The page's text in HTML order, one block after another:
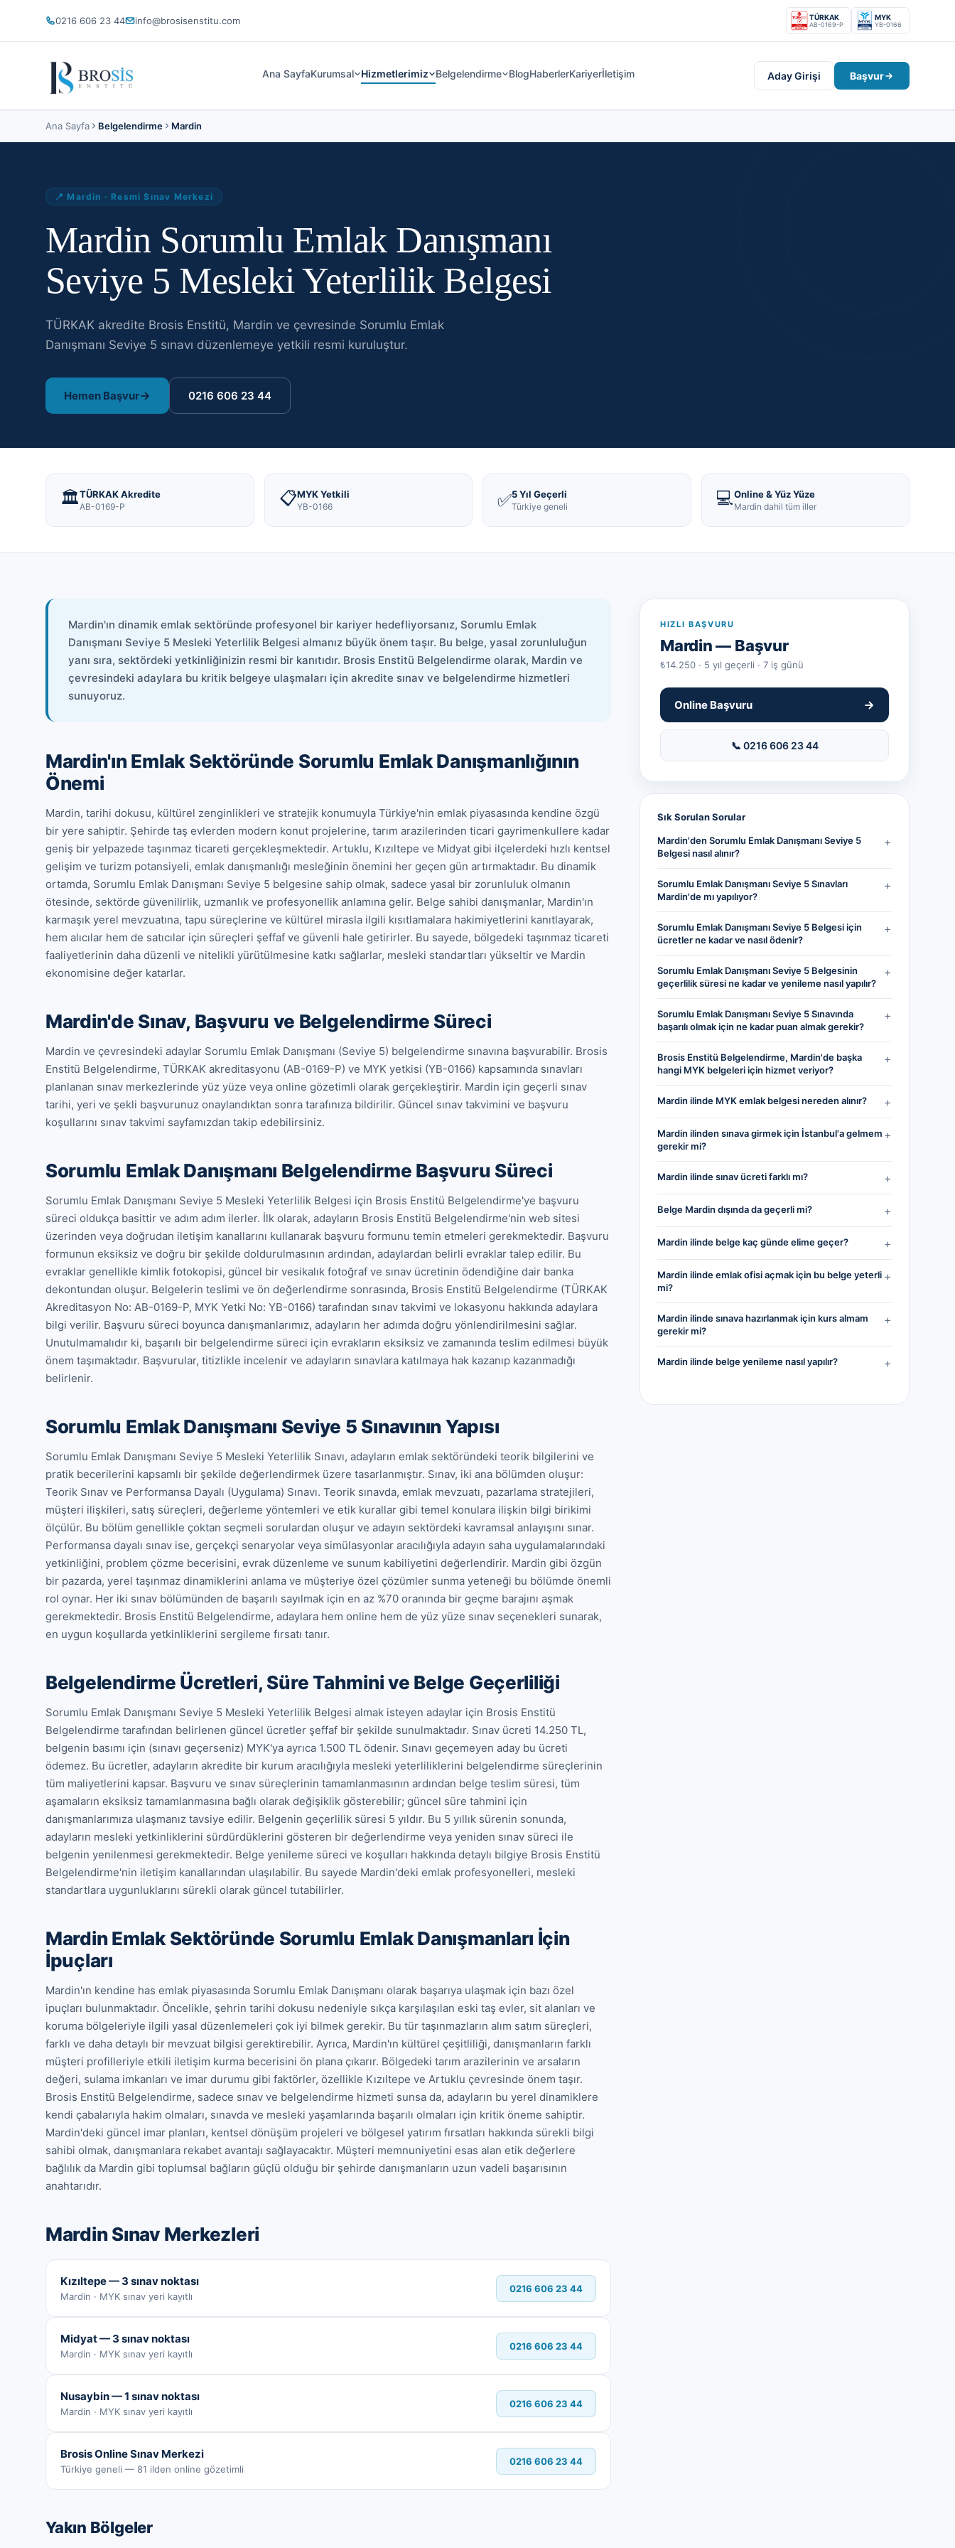
0216 606 23 44 info@brosisenstitu.com TÜRKAK
AB-0169-P
MYK
YB-0166
Ana SayfaKurumsal Hizmetlerimiz Belgelendirme BlogHaberlerKariyerİletişim Aday Girişi Başvur
Ana Sayfa Belgelendirme Mardin
📍 Mardin · Resmi Sınav Merkezi
Mardin Sorumlu Emlak Danışmanı
Seviye 5 Mesleki Yeterlilik Belgesi
TÜRKAK akredite Brosis Enstitü, Mardin ve çevresinde Sorumlu Emlak
Danışmanı Seviye 5 sınavı düzenlemeye yetkili resmi kuruluştur.
Hemen Başvur 0216 606 23 44
🏛️TÜRKAK Akredite
AB-0169-P 📋MYK Yetkili
YB-0166 ✅5 Yıl Geçerli
Türkiye geneli 💻Online & Yüz Yüze
Mardin dahil tüm iller
Mardin'ın dinamik emlak sektöründe profesyonel bir kariyer hedefliyorsanız, Sorumlu Emlak
Danışmanı Seviye 5 Mesleki Yeterlilik Belgesi almanız büyük önem taşır. Bu belge, yasal zorunluluğun
yanı sıra, sektördeki yetkinliğinizin resmi bir kanıtıdır. Brosis Enstitü Belgelendirme olarak, Mardin ve
çevresindeki adaylara bu kritik belgeye ulaşmaları için akredite sınav ve belgelendirme hizmetleri
sunuyoruz.
Mardin'ın Emlak Sektöründe Sorumlu Emlak Danışmanlığının
Önemi
Mardin, tarihi dokusu, kültürel zenginlikleri ve stratejik konumuyla Türkiye'nin emlak piyasasında kendine özgü
bir yere sahiptir. Şehirde taş evlerden modern konut projelerine, tarım arazilerinden ticari gayrimenkullere kadar
geniş bir yelpazede taşınmaz ticareti gerçekleşmektedir. Artuklu, Kızıltepe ve Midyat gibi ilçelerdeki hızlı kentsel
gelişim ve turizm potansiyeli, emlak danışmanlığı mesleğinin önemini her geçen gün artırmaktadır. Bu dinamik
ortamda, Sorumlu Emlak Danışmanı Seviye 5 belgesine sahip olmak, sadece yasal bir zorunluluk olmanın
ötesinde, sektörde güvenilirlik, uzmanlık ve profesyonellik anlamına gelir. Belge sahibi danışmanlar, Mardin'ın
karmaşık yerel mevzuatına, tapu süreçlerine ve kültürel mirasla ilgili kısıtlamalara hakimiyetlerini kanıtlayarak,
hem alıcılar hem de satıcılar için süreçleri şeffaf ve güvenli hale getirirler. Bu sayede, bölgedeki taşınmaz ticareti
faaliyetlerinin daha düzenli ve nitelikli yürütülmesine katkı sağlarlar, mesleki standartları yükseltir ve Mardin
ekonomisine değer katarlar.
Mardin'de Sınav, Başvuru ve Belgelendirme Süreci
Mardin ve çevresindeki adaylar Sorumlu Emlak Danışmanı (Seviye 5) belgelendirme sınavına başvurabilir. Brosis
Enstitü Belgelendirme, TÜRKAK akreditasyonu (AB-0169-P) ve MYK yetkisi (YB-0166) kapsamında sınavları
planlanan sınav merkezlerinde yüz yüze veya online gözetimli olarak gerçekleştirir. Mardin için geçerli sınav
tarihi, yeri ve şekli başvurunuz onaylandıktan sonra tarafınıza bildirilir. Güncel sınav takvimini ve başvuru
koşullarını sınav takvimi sayfamızdan takip edebilirsiniz.
Sorumlu Emlak Danışmanı Belgelendirme Başvuru Süreci
Sorumlu Emlak Danışmanı Seviye 5 Mesleki Yeterlilik Belgesi için Brosis Enstitü Belgelendirme'ye başvuru
süreci oldukça basittir ve adım adım ilerler. İlk olarak, adayların Brosis Enstitü Belgelendirme'nin web sitesi
üzerinden veya doğrudan iletişim kanallarını kullanarak başvuru formunu temin etmeleri gerekmektedir. Başvuru
formunun eksiksiz ve doğru bir şekilde doldurulmasının ardından, adaylardan belirli evraklar talep edilir. Bu
evraklar genellikle kimlik fotokopisi, güncel bir vesikalık fotoğraf ve sınav ücretinin ödendiğine dair banka
dekontundan oluşur. Belgelerin teslimi ve ön değerlendirme sonrasında, Brosis Enstitü Belgelendirme (TÜRKAK
Akreditasyon No: AB-0169-P, MYK Yetki No: YB-0166) tarafından sınav takvimi ve lokasyonu hakkında adaylara
bilgi verilir. Başvuru süreci boyunca danışmanlarımız, adayların her adımda doğru yönlendirilmesini sağlar.
Unutulmamalıdır ki, başarılı bir belgelendirme süreci için evrakların eksiksiz ve zamanında teslim edilmesi büyük
önem taşımaktadır. Başvurular, titizlikle incelenir ve adayların sınavlara katılmaya hak kazanıp kazanmadığı
belirlenir.
Sorumlu Emlak Danışmanı Seviye 5 Sınavının Yapısı
Sorumlu Emlak Danışmanı Seviye 5 Mesleki Yeterlilik Sınavı, adayların emlak sektöründeki teorik bilgilerini ve
pratik becerilerini kapsamlı bir şekilde değerlendirmek üzere tasarlanmıştır. Sınav, iki ana bölümden oluşur:
Teorik Sınav ve Performansa Dayalı (Uygulama) Sınavı. Teorik sınavda, emlak mevzuatı, pazarlama stratejileri,
müşteri ilişkileri, satış süreçleri, değerleme yöntemleri ve etik kurallar gibi temel konulara ilişkin bilgi birikimi
ölçülür. Bu bölüm genellikle çoktan seçmeli sorulardan oluşur ve adayın sektördeki kavramsal anlayışını sınar.
Performansa dayalı sınav ise, gerçekçi senaryolar veya simülasyonlar aracılığıyla adayın saha uygulamalarındaki
yetkinliğini, problem çözme becerisini, evrak düzenleme ve sunum kabiliyetini değerlendirir. Mardin gibi özgün
bir pazarda, yerel taşınmaz dinamiklerini anlama ve müşteriye özel çözümler sunma yeteneği bu bölümde önemli
rol oynar. Her iki sınav bölümünden de başarılı sayılmak için en az %70 oranında bir geçme barajını aşmak
gerekmektedir. Brosis Enstitü Belgelendirme, adaylara hem online hem de yüz yüze sınav seçenekleri sunarak,
en uygun koşullarda yetkinliklerini sergileme fırsatı tanır.
Belgelendirme Ücretleri, Süre Tahmini ve Belge Geçerliliği
Sorumlu Emlak Danışmanı Seviye 5 Mesleki Yeterlilik Belgesi almak isteyen adaylar için Brosis Enstitü
Belgelendirme tarafından belirlenen güncel ücretler şeffaf bir şekilde sunulmaktadır. Sınav ücreti 14.250 TL,
belgenin basımı için (sınavı geçerseniz) MYK'ya ayrıca 1.500 TL ödenir. Sınavı geçemeyen aday bu ücreti
ödemez. Bu ücretler, adayların akredite bir kurum aracılığıyla mesleki yeterliliklerini belgelendirme süreçlerinin
tüm maliyetlerini kapsar. Başvuru ve sınav süreçlerinin tamamlanmasının ardından belge teslim süresi, tüm
aşamaların eksiksiz tamamlanmasına bağlı olarak değişiklik gösterebilir; güncel süre tahmini için
danışmanlarımıza ulaşmanız tavsiye edilir. Belgenin geçerlilik süresi 5 yıldır. Bu 5 yıllık sürenin sonunda,
adayların mesleki yetkinliklerini sürdürdüklerini gösteren bir değerlendirme veya yeniden sınav süreci ile
belgenin yenilenmesi gerekmektedir. Belge yenileme süreci ve koşulları hakkında detaylı bilgiye Brosis Enstitü
Belgelendirme'nin iletişim kanallarından ulaşılabilir. Bu sayede Mardin'deki emlak profesyonelleri, mesleki
standartlara uygunluklarını sürekli olarak güncel tutabilirler.
Mardin Emlak Sektöründe Sorumlu Emlak Danışmanları İçin
İpuçları
Mardin'ın kendine has emlak piyasasında Sorumlu Emlak Danışmanı olarak başarıya ulaşmak için bazı özel
ipuçları bulunmaktadır. Öncelikle, şehrin tarihi dokusu nedeniyle sıkça karşılaşılan eski taş evler, sit alanları ve
koruma bölgeleriyle ilgili yasal düzenlemeleri çok iyi bilmek gerekir. Bu tür taşınmazların alım satım süreçleri,
farklı ve daha detaylı bir mevzuat bilgisi gerektirebilir. Ayrıca, Mardin'ın kültürel çeşitliliği, danışmanların farklı
müşteri profilleriyle etkili iletişim kurma becerisini ön plana çıkarır. Bölgedeki tarım arazilerinin ve arsaların
değeri, sulama imkanları ve imar durumu gibi faktörler, özellikle Kızıltepe ve Artuklu çevresinde önem taşır.
Brosis Enstitü Belgelendirme, sadece sınav ve belgelendirme hizmeti sunsa da, adayların bu yerel dinamiklere
kendi çabalarıyla hakim olmaları, sınavda ve mesleki yaşamlarında başarılı olmaları için kritik öneme sahiptir.
Mardin'deki güncel imar planları, kentsel dönüşüm projeleri ve bölgesel yatırım fırsatları hakkında sürekli bilgi
sahibi olmak, danışmanlara rekabet avantajı sağlayacaktır. Müşteri memnuniyetini esas alan etik değerlere
bağlılık da Mardin gibi toplumsal bağların güçlü olduğu bir şehirde danışmanların uzun vadeli başarısının
anahtarıdır.
MardinSınav Merkezleri
Kızıltepe — 3 sınav noktası
Mardin · MYK sınav yeri kayıtlı
0216 606 23 44
Midyat — 3 sınav noktası
Mardin · MYK sınav yeri kayıtlı
0216 606 23 44
Nusaybin — 1 sınav noktası
Mardin · MYK sınav yeri kayıtlı
0216 606 23 44
Brosis Online Sınav Merkezi
Türkiye geneli — 81 ilden online gözetimli
0216 606 23 44
Yakın Bölgeler
HIZLI BAŞVURU
Mardin— Başvur
₺14.250 · 5 yıl geçerli · 7 iş günü
Online Başvuru
📞 0216 606 23 44
Sık Sorulan Sorular
Mardin'den Sorumlu Emlak Danışmanı Seviye 5
Belgesi nasıl alınır?
+
Sorumlu Emlak Danışmanı Seviye 5 Sınavları
Mardin'de mı yapılıyor?
+
Sorumlu Emlak Danışmanı Seviye 5 Belgesi için
ücretler ne kadar ve nasıl ödenir?
+
Sorumlu Emlak Danışmanı Seviye 5 Belgesinin
geçerlilik süresi ne kadar ve yenileme nasıl yapılır?
+
Sorumlu Emlak Danışmanı Seviye 5 Sınavında
başarılı olmak için ne kadar puan almak gerekir?
+
Brosis Enstitü Belgelendirme, Mardin'de başka
hangi MYK belgeleri için hizmet veriyor?
+
Mardin ilinde MYK emlak belgesi nereden alınır? +
Mardin ilinden sınava girmek için İstanbul'a gelmem
gerekir mi?
+
Mardin ilinde sınav ücreti farklı mı? +
Belge Mardin dışında da geçerli mi? +
Mardin ilinde belge kaç günde elime geçer? +
Mardin ilinde emlak ofisi açmak için bu belge yeterli
mi?
+
Mardin ilinde sınava hazırlanmak için kurs almam
gerekir mi?
+
Mardin ilinde belge yenileme nasıl yapılır? +